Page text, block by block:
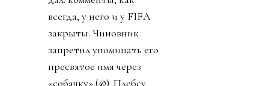
всегда, у него и у FIFA
закрыты. Чиновник
запретил упоминать его
пресвятое имя через
«собачку» (@). Плебсу